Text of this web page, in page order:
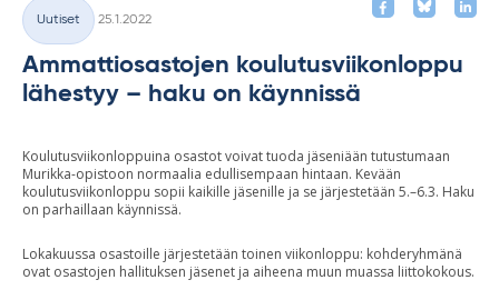
Kategoriat
Uutiset
25.1.2022
Ammattiosastojen koulutusviikonloppu
lähestyy – haku on käynnissä
Koulutusviikonloppuina osastot voivat tuoda jäseniään tutustumaan
Murikka-opistoon normaalia edullisempaan hintaan. Kevään
koulutusviikonloppu sopii kaikille jäsenille ja se järjestetään 5.–6.3. Haku
on parhaillaan käynnissä.
Lokakuussa osastoille järjestetään toinen viikonloppu: kohderyhmänä
ovat osastojen hallituksen jäsenet ja aiheena muun muassa liittokokous.